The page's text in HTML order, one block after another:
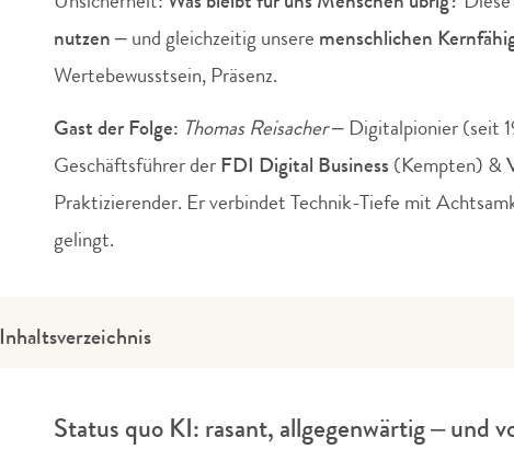
nutzen– und gleichzeitig unsere menschlichen
Wertebewusstsein, Präsenz.
Gast der Folge: Thomas Reisacher– Digitalpionier (seit
Geschäftsführer derFDI Digital Business(Kempten) &
Praktizierender. Er verbindet Technik-Tiefe mit
gelingt.
Inhaltsverzeichnis
Status quo KI: rasant, allgegenwärtig – und